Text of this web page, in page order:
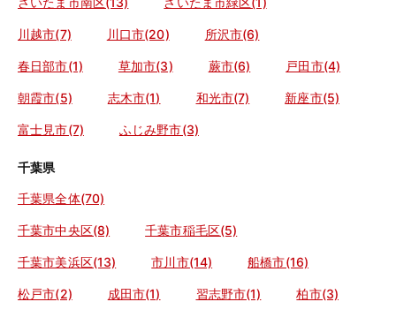
川越市(7) 川口市(20) 所沢市(6)
春日部市(1) 草加市(3) 蕨市(6) 戸田市(4)
朝霞市(5) 志木市(1) 和光市(7) 新座市(5)
富士見市(7) ふじみ野市(3)
千葉県
千葉県全体(70)
千葉市中央区(8) 千葉市稲毛区(5)
千葉市美浜区(13) 市川市(14) 船橋市(16)
松戸市(2) 成田市(1) 習志野市(1) 柏市(3)